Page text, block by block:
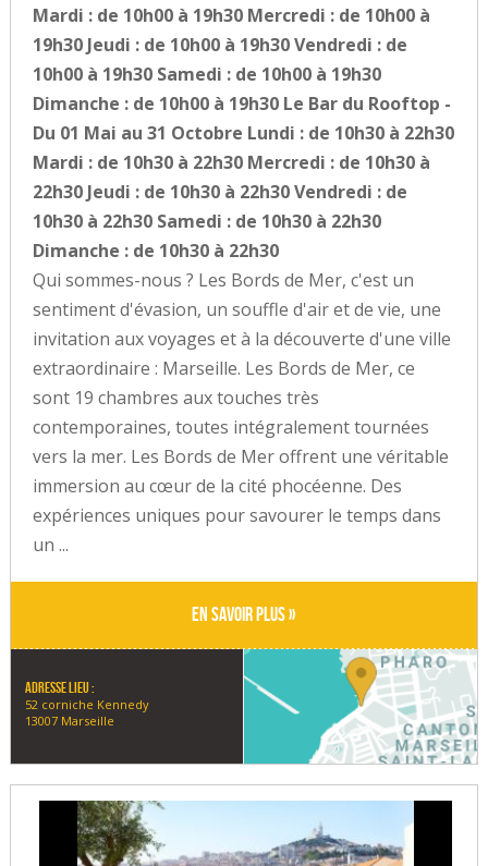
Mardi : de 10h00 à 19h30 Mercredi : de 10h00 à
19h30 Jeudi : de 10h00 à 19h30 Vendredi : de
10h00 à 19h30 Samedi : de 10h00 à 19h30
Dimanche : de 10h00 à 19h30 Le Bar du Rooftop -
Du 01 Mai au 31 Octobre Lundi : de 10h30 à 22h30
Mardi : de 10h30 à 22h30 Mercredi : de 10h30 à
22h30 Jeudi : de 10h30 à 22h30 Vendredi : de
10h30 à 22h30 Samedi : de 10h30 à 22h30
Dimanche : de 10h30 à 22h30
Qui sommes-nous ? Les Bords de Mer, c'est un
sentiment d'évasion, un souffle d'air et de vie, une
invitation aux voyages et à la découverte d'une ville
extraordinaire : Marseille. Les Bords de Mer, ce
sont 19 chambres aux touches très
contemporaines, toutes intégralement tournées
vers la mer. Les Bords de Mer offrent une véritable
immersion au cœur de la cité phocéenne. Des
expériences uniques pour savourer le temps dans
un ...
En savoir plus »
Adresse lieu :
52 corniche Kennedy
13007 Marseille